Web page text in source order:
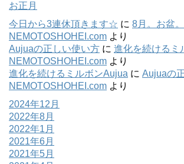
お正月
今日から3連休頂きます☆ に 8月。お盆。 |
NEMOTOSHOHEI.com より
Aujuaの正しい使い方 に 進化を続けるミ
NEMOTOSHOHEI.com より
進化を続けるミルボンAujua に Aujuaの
NEMOTOSHOHEI.com より
2024年12月
2022年8月
2022年1月
2021年6月
2021年5月